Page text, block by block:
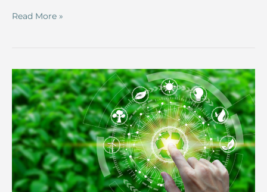
Read More »
Πρόγραμμα
«ΑΝΤΑΓΩΝΙΣΤΙΚΟΤΗΤΑ»:
Δράση
1:
Πράσινος
Μετασχηματισμός
ΜμΕ